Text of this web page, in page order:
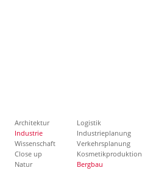
Architektur
Industrie
Wissenschaft
Close up
Natur
Logistik
Industrieplanung
Verkehrsplanung
Kosmetikproduktion
Bergbau